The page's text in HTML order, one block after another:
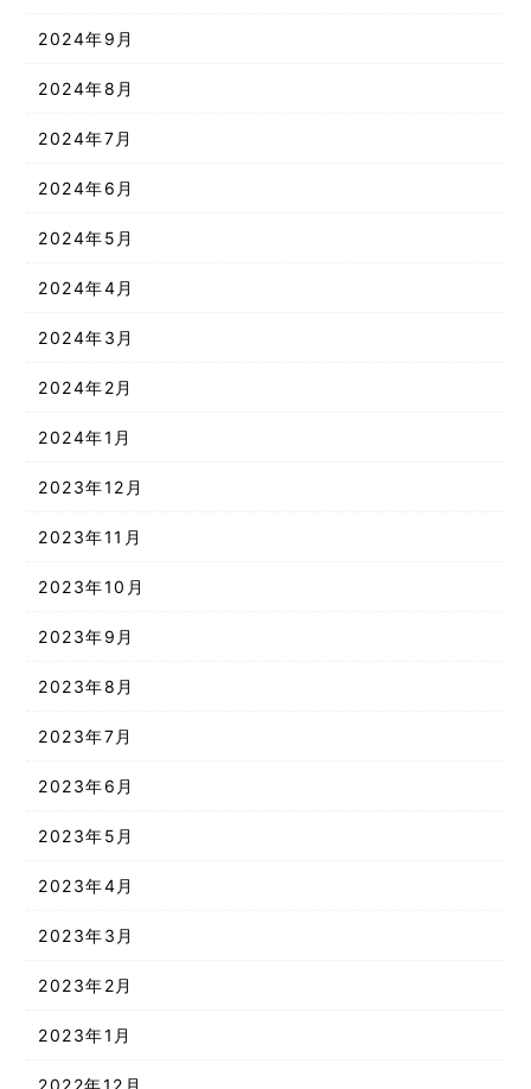
2024年9月
2024年8月
2024年7月
2024年6月
2024年5月
2024年4月
2024年3月
2024年2月
2024年1月
2023年12月
2023年11月
2023年10月
2023年9月
2023年8月
2023年7月
2023年6月
2023年5月
2023年4月
2023年3月
2023年2月
2023年1月
2022年12月